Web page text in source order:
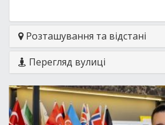
Розташування та відстані
Перегляд вулиці